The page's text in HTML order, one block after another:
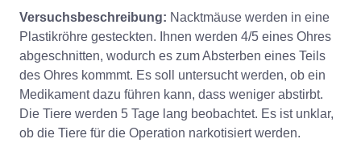
Versuchsbeschreibung: Nacktmäuse werden in eine
Plastikröhre gesteckten. Ihnen werden 4/5 eines Ohres
abgeschnitten, wodurch es zum Absterben eines Teils
des Ohres kommmt. Es soll untersucht werden, ob ein
Medikament dazu führen kann, dass weniger abstirbt.
Die Tiere werden 5 Tage lang beobachtet. Es ist unklar,
ob die Tiere für die Operation narkotisiert werden.